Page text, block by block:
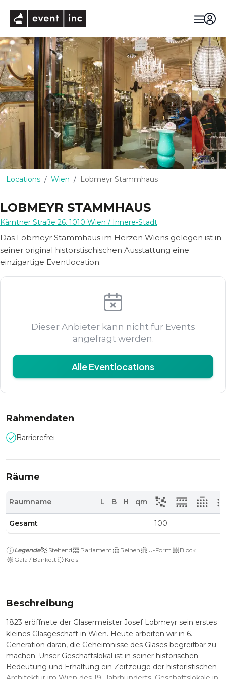
‹ ›
Locations Wien Lobmeyr Stammhaus
LOBMEYR STAMMHAUS
Kärntner Straße 26, 1010 Wien / Innere-Stadt
Das Lobmeyr Stammhaus im Herzen Wiens gelegen ist in
seiner original historstischischen Ausstattung eine
einzigartige Eventlocation.
Dieser Anbieter kann nicht für Events
angefragt werden.
Alle Eventlocations
Rahmendaten
Barrierefrei
Räume
Raumname L B H qm
Gesamt 100
Legende Stehend Parlament Reihen U-Form
Block
Gala / Bankett
Kreis
Beschreibung
1823 eröffnete der Glasermeister Josef Lobmeyr sein erstes
kleines Glasgeschäft in Wien. Heute arbeiten wir in 6.
Generation daran, die Geheimnisse des Glases begreifbar zu
machen. Unser Geschäftslokal ist in seiner historischen
Bedeutung und Erhaltung ein Zeitzeuge der historistischen